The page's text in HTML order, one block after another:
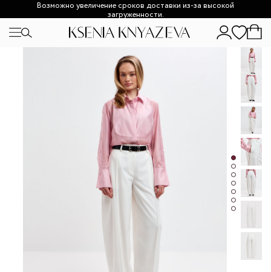
Возможно увеличение сроков доставки из-за высокой
загруженности.